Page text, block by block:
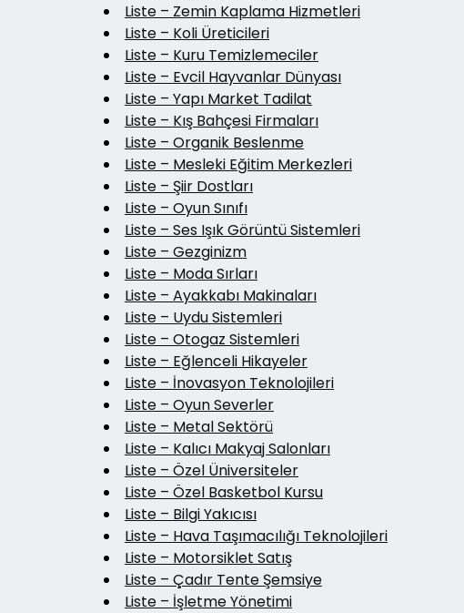
Liste – Zemin Kaplama Hizmetleri
Liste – Koli Üreticileri
Liste – Kuru Temizlemeciler
Liste – Evcil Hayvanlar Dünyası
Liste – Yapı Market Tadilat
Liste – Kış Bahçesi Firmaları
Liste – Organik Beslenme
Liste – Mesleki Eğitim Merkezleri
Liste – Şiir Dostları
Liste – Oyun Sınıfı
Liste – Ses Işık Görüntü Sistemleri
Liste – Gezginizm
Liste – Moda Sırları
Liste – Ayakkabı Makinaları
Liste – Uydu Sistemleri
Liste – Otogaz Sistemleri
Liste – Eğlenceli Hikayeler
Liste – İnovasyon Teknolojileri
Liste – Oyun Severler
Liste – Metal Sektörü
Liste – Kalıcı Makyaj Salonları
Liste – Özel Üniversiteler
Liste – Özel Basketbol Kursu
Liste – Bilgi Yakıcısı
Liste – Hava Taşımacılığı Teknolojileri
Liste – Motorsiklet Satış
Liste – Çadır Tente Şemsiye
Liste – İşletme Yönetimi